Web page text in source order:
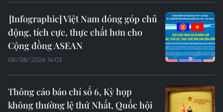
Việt Nam đóng góp chủ
động, tích cực, thực chất hơn cho
Cộng đồng ASEAN
08/08/2026 14:03
Thông cáo báo chí số 6, Kỳ họp
không thường lệ thứ Nhất, Quốc hội